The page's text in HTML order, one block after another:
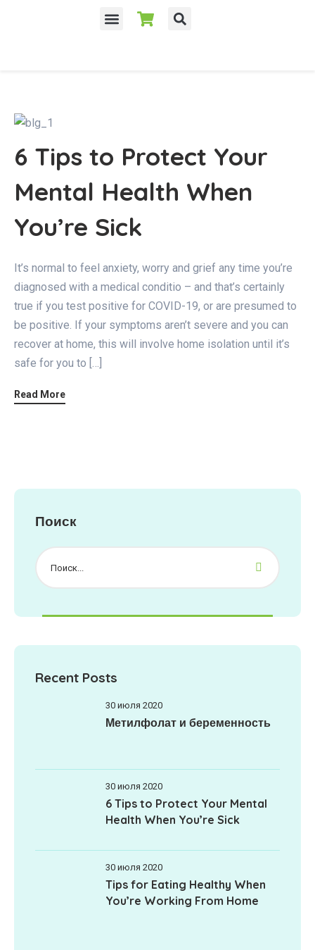
6 Tips to Protect Your
Mental Health When
You’re Sick
It’s normal to feel anxiety, worry and grief any time you’re
diagnosed with a medical conditio – and that’s certainly
true if you test positive for COVID-19, or are presumed to
be positive. If your symptoms aren’t severe and you can
recover at home, this will involve home isolation until it’s
safe for you to […]
Read More
Поиск
Recent Posts
30 июля 2020
Метилфолат и беременность
30 июля 2020
6 Tips to Protect Your Mental
Health When You’re Sick
30 июля 2020
Tips for Eating Healthy When
You’re Working From Home